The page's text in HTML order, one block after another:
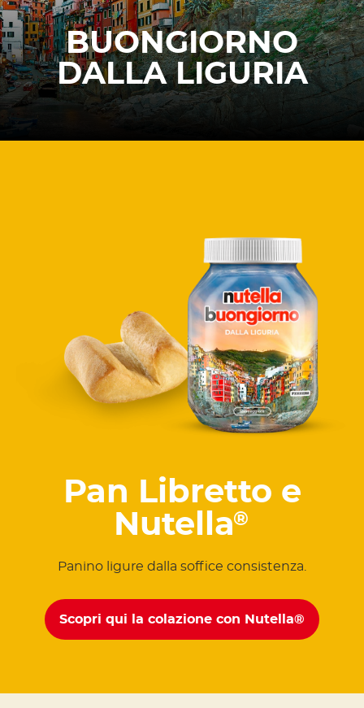
BUONGIORNO
DALLA LIGURIA
Pan Libretto e
Nutella®
Panino ligure dalla soffice consistenza.
Scopri qui la colazione con Nutella®